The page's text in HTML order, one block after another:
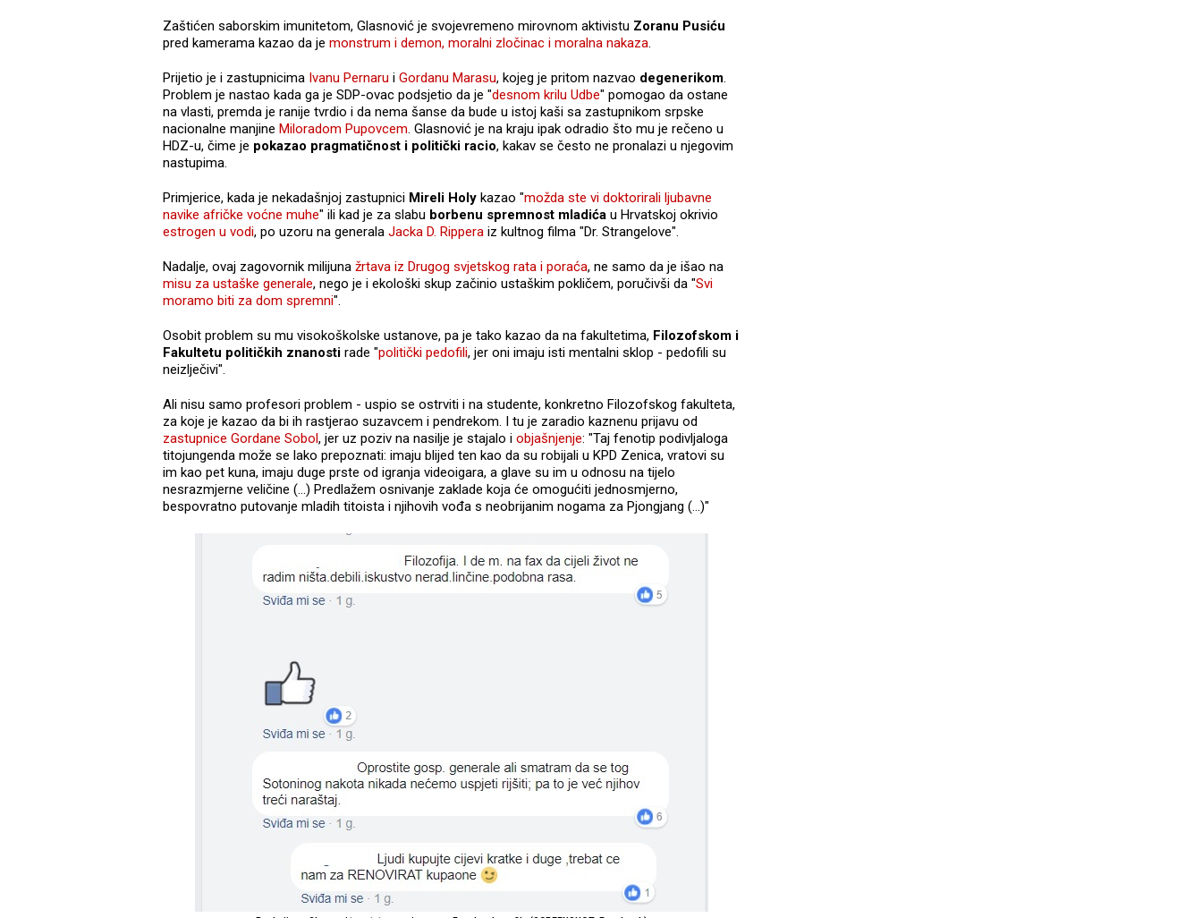
Zaštićen saborskim imunitetom, Glasnović je svojevremeno mirovnom aktivistu Zoranu Pusiću
pred kamerama kazao da je monstrum i demon, moralni zločinac i moralna nakaza.
Prijetio je i zastupnicima Ivanu Pernaru i Gordanu Marasu, kojeg je pritom nazvao degenerikom.
Problem je nastao kada ga je SDP-ovac podsjetio da je "desnom krilu Udbe" pomogao da ostane
na vlasti, premda je ranije tvrdio i da nema šanse da bude u istoj kaši sa zastupnikom srpske
nacionalne manjine Miloradom Pupovcem. Glasnović je na kraju ipak odradio što mu je rečeno u
HDZ-u, čime je pokazao pragmatičnost i politički racio, kakav se često ne pronalazi u njegovim
nastupima.
Primjerice, kada je nekadašnjoj zastupnici Mireli Holy kazao "možda ste vi doktorirali ljubavne
navike afričke voćne muhe" ili kad je za slabu borbenu spremnost mladića u Hrvatskoj okrivio
estrogen u vodi, po uzoru na generala Jacka D. Rippera iz kultnog filma "Dr. Strangelove".
Nadalje, ovaj zagovornik milijuna žrtava iz Drugog svjetskog rata i poraća, ne samo da je išao na
misu za ustaške generale, nego je i ekološki skup začinio ustaškim pokličem, poručivši da "Svi
moramo biti za dom spremni".
Osobit problem su mu visokoškolske ustanove, pa je tako kazao da na fakultetima, Filozofskom i
Fakultetu političkih znanosti rade "politički pedofili, jer oni imaju isti mentalni sklop - pedofili su
neizlječivi".
Ali nisu samo profesori problem - uspio se ostrviti i na studente, konkretno Filozofskog fakulteta,
za koje je kazao da bi ih rastjerao suzavcem i pendrekom. I tu je zaradio kaznenu prijavu od
zastupnice Gordane Sobol, jer uz poziv na nasilje je stajalo i objašnjenje: "Taj fenotip podivljaloga
titojungenda može se lako prepoznati: imaju blijed ten kao da su robijali u KPD Zenica, vratovi su
im kao pet kuna, imaju duge prste od igranja videoigara, a glave su im u odnosu na tijelo
nesrazmjerne veličine (...) Predlažem osnivanje zaklade koja će omogućiti jednosmjerno,
bespovratno putovanje mladih titoista i njihovih vođa s neobrijanim nogama za Pjongjang (...)"